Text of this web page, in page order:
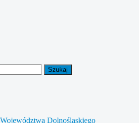
Szukaj